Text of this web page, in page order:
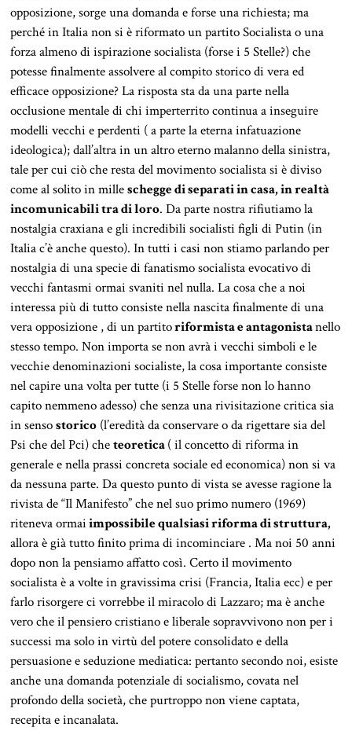
opposizione, sorge una domanda e forse una richiesta; ma
perché in Italia non si è riformato un partito Socialista o una
forza almeno di ispirazione socialista (forse i 5 Stelle?) che
potesse finalmente assolvere al compito storico di vera ed
efficace opposizione? La risposta sta da una parte nella
occlusione mentale di chi imperterrito continua a inseguire
modelli vecchi e perdenti ( a parte la eterna infatuazione
ideologica); dall’altra in un altro eterno malanno della sinistra,
tale per cui ciò che resta del movimento socialista si è diviso
come al solito in milleschegge di separati in casa, in realtà
incomunicabili tra di loro. Da parte nostra rifiutiamo la
nostalgia craxiana e gli incredibili socialisti figli di Putin (in
Italia c’è anche questo). In tutti i casi non stiamo parlando per
nostalgia di una specie di fanatismo socialista evocativo di
vecchi fantasmi ormai svaniti nel nulla. La cosa che a noi
interessa più di tutto consiste nella nascita finalmente di una
vera opposizione , di un partitoriformista e antagonistanello
stesso tempo. Non importa se non avrà i vecchi simboli e le
vecchie denominazioni socialiste, la cosa importante consiste
nel capire una volta per tutte (i 5 Stelle forse non lo hanno
capito nemmeno adesso) che senza una rivisitazione critica sia
in sensostorico (l’eredità da conservare o da rigettare sia del
Psi che del Pci) cheteoretica( il concetto di riforma in
generale e nella prassi concreta sociale ed economica) non si va
da nessuna parte. Da questo punto di vista se avesse ragione la
rivista de “Il Manifesto” che nel suo primo numero (1969)
riteneva ormaiimpossibile qualsiasi riforma di struttura,
allora è già tutto finito prima di incominciare . Ma noi 50 anni
dopo non la pensiamo affatto così. Certo il movimento
socialista è a volte in gravissima crisi (Francia, Italia ecc) e per
farlo risorgere ci vorrebbe il miracolo di Lazzaro; ma è anche
vero che il pensiero cristiano e liberale sopravvivono non per i
successi ma solo in virtù del potere consolidato e della
persuasione e seduzione mediatica: pertanto secondo noi, esiste
anche una domanda potenziale di socialismo, covata nel
profondo della società, che purtroppo non viene captata,
recepita e incanalata.